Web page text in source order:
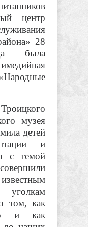
центр
28
была
музея
детей
и
с темой
уголкам
том, как
и как